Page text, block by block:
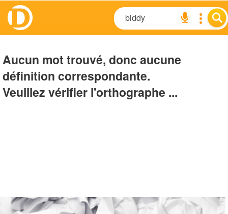
Aucun mot trouvé, donc aucune
définition correspondante.
Veuillez vérifier l'orthographe ...